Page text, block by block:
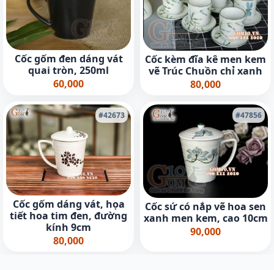
Cốc gốm đen dáng vát
quai tròn, 250ml
60,000
Cốc kèm đĩa kê men kem
vẽ Trúc Chuồn chỉ xanh
80,000
#42673
Cốc gốm dáng vát, họa
tiết hoa tim đen, đường
kính 9cm
80,000
#47856
Cốc sứ có nắp vẽ hoa sen
xanh men kem, cao 10cm
90,000